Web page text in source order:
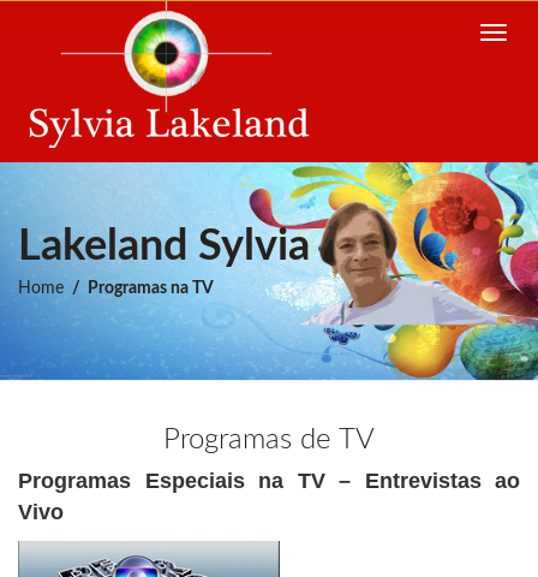
Toggle
Lakeland Sylvia
Home Programas na TV
Programas de TV
Programas Especiais na TV – Entrevistas ao
Vivo